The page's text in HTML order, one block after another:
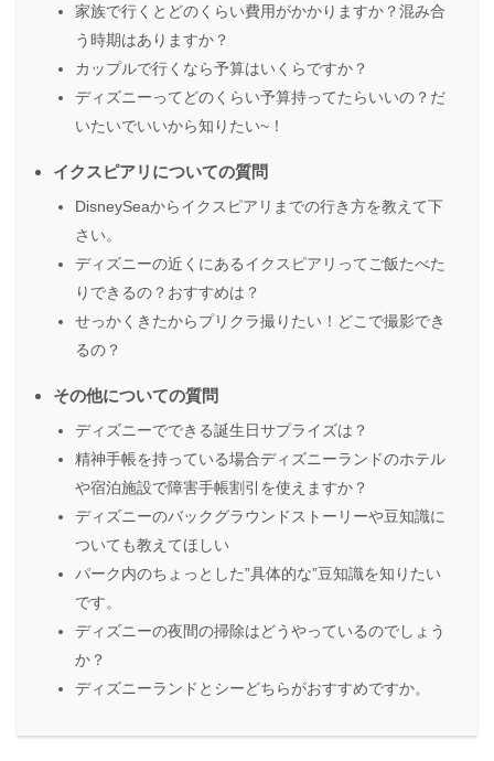
家族で行くとどのくらい費用がかかりますか？混み合
う時期はありますか？
カップルで行くなら予算はいくらですか？
ディズニーってどのくらい予算持ってたらいいの？だ
いたいでいいから知りたい~！
イクスピアリについての質問
DisneySeaからイクスピアリまでの行き方を教えて下
さい。
ディズニーの近くにあるイクスピアリってご飯たべた
りできるの？おすすめは？
せっかくきたからプリクラ撮りたい！どこで撮影でき
るの？
その他についての質問
ディズニーでできる誕生日サプライズは？
精神手帳を持っている場合ディズニーランドのホテル
や宿泊施設で障害手帳割引を使えますか？
ディズニーのバックグラウンドストーリーや豆知識に
ついても教えてほしい
パーク内のちょっとした”具体的な”豆知識を知りたい
です。
ディズニーの夜間の掃除はどうやっているのでしょう
か？
ディズニーランドとシーどちらがおすすめですか。